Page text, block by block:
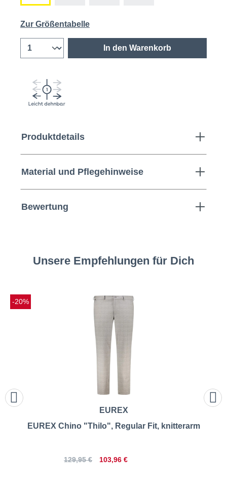
Zur Größentabelle
In den Warenkorb
Produktdetails
Material und Pflegehinweise
Bewertung
Unsere Empfehlungen für Dich
EUREX
EUREX Chino "Thilo", Regular Fit, knitterarm
103,96 €
129,95 €
-20%